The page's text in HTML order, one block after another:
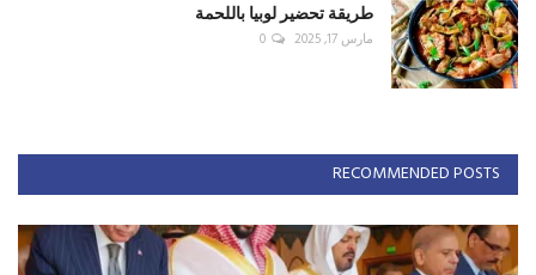
طريقة تحضير لوبيا باللحمة
مارس 17, 2025 0
RECOMMENDED POSTS